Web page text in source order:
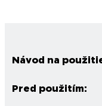
Návod na
Pred použitím: